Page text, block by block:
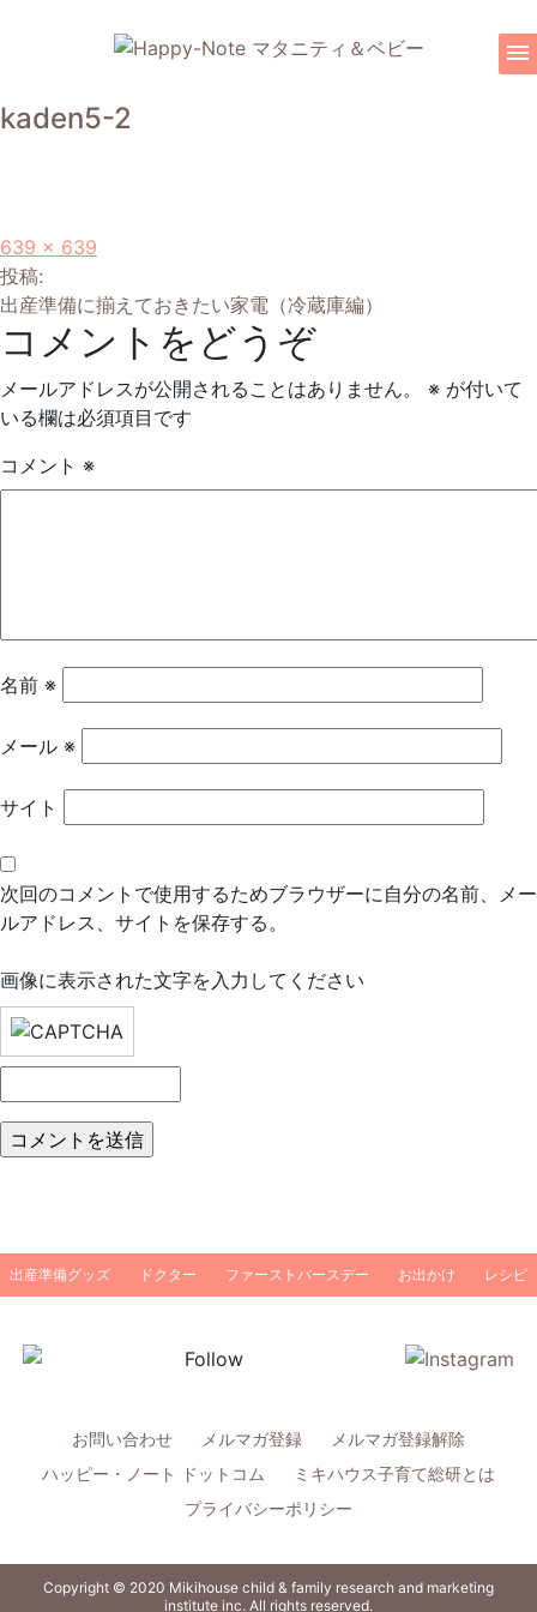
menu
kaden5-2
フ
ル
サ
イ
ズ
639 × 639
投
稿
ナ
ビ
ゲ
ン
投稿:
出産準備に揃えておきたい家電（冷蔵庫編）
コメントをどうぞ
メールアドレスが公開されることはありません。 ※ が付いて
いる欄は必須項目です
コメント ※
名前 ※
メール ※
サイト
次回のコメントで使用するためブラウザーに自分の名前、メー
ルアドレス、サイトを保存する。
画像に表示された文字を入力してください
出産準備グッズ ドクター ファーストバースデー お出かけ レシピ
お問い合わせ メルマガ登録
メルマガ登録解除
ハッピー・ノート ドットコム
ミキハウス子育て総研とは
プライバシーポリシー
Copyright © 2020 Mikihouse child & family research and marketing
institute inc. All rights reserved.